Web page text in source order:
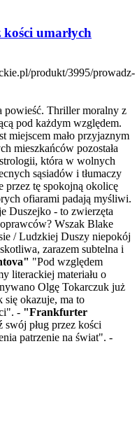
umarłych
produkt/3995/prowadz-
powieść. Thriller moralny z
pod każdym względem.
miejscem mało przyjaznym
mieszkańców pozostała
która w wolnych
sąsiadów i tłumaczy
przez tę spokojną okolicę
ofiarami padają myśliwi.
Duszejko - to zwierzęta
Wszak Blake
/ Ludzkiej Duszy niepokój
zarazem subtelna i
"Pod względem
literackiej materiału o
Olgę Tokarczuk już
okazuje, ma to
- "Frankfurter
swój pług przez kości
patrzenie na świat". -